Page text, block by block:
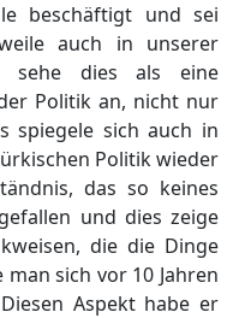
beschäftigt und sei
auch in unserer
sehe dies als eine
Politik an, nicht nur
spiegele sich auch in
rkischen Politik wieder
ndnis, das so keines
und dies zeige
die die Dinge
man sich vor 10 Jahren
Aspekt habe er